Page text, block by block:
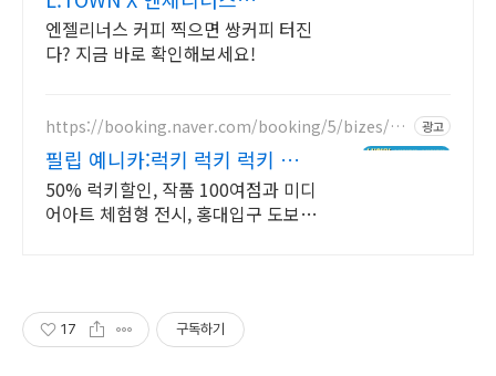
L.TOWN 입주하기
엔젤리너스 커피 찍으면 쌍커피 터진
다? 지금 바로 확인해보세요!
https://booking.naver.com/booking/5/bizes/16
광고
필립 예니카:럭키 럭키 럭키 럭
키함을 수집하는 전시
50% 럭키할인, 작품 100여점과 미디
어아트 체험형 전시, 홍대입구 도보 5
17 구독하기